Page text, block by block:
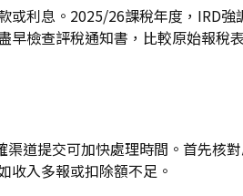
利息。2025/26課稅年度，IRD
檢查評稅通知書，比較原始報稅
道提交可加快處理時間。首先核
收入多報或扣除額不足。